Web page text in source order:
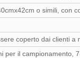
o simili,
coperto dai clienti a
per il campionamento,